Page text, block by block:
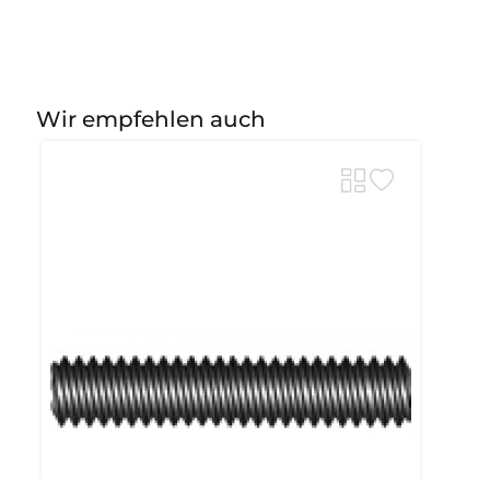
Wir empfehlen auch